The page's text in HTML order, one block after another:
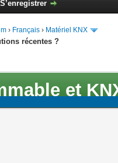
S’enregistrer
› Français › Matériel KNX
récentes ?
et